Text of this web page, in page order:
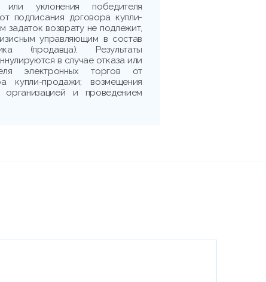
уклонения победителя
подписания договора купли-
задаток возврату не подлежит,
управляющим в состав
(продавца). Результаты
в случае отказа или
электронных торгов от
купли-продажи; возмещения
организацией и проведением